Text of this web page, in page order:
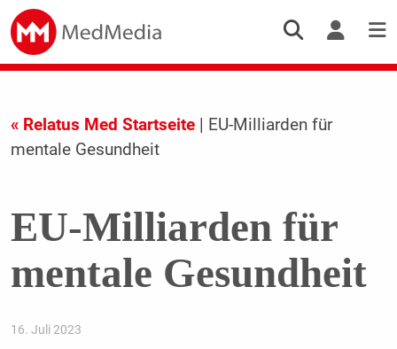
« Relatus Med Startseite| EU-Milliarden für
mentale Gesundheit
EU-Milliarden für
mentale Gesundheit
16. Juli 2023